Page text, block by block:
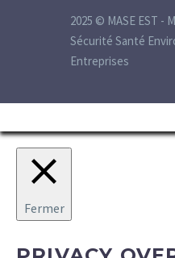
2025 © MASE EST -
Sécurité Santé
Entreprises
Fermer